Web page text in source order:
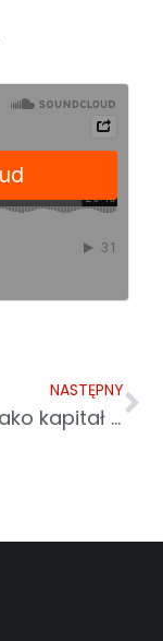
NASTĘPNY
„Talent jako kapitał cenniejszy od złota”